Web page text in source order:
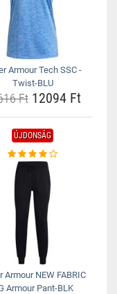
Armour Tech SSC -
Twist-BLU
Ft12094 Ft
ÚJDONSÁG
Armour NEW FABRIC
Armour Pant-BLK